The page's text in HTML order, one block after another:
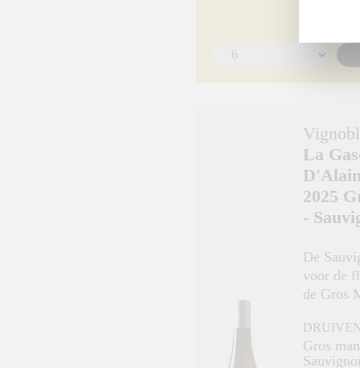
La
2025
-
De
voor de
de Gros
evenwicht
Gros